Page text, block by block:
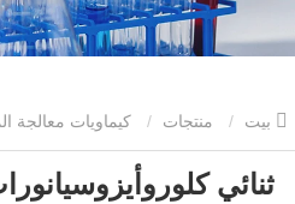
منتجات كيماويات معالجة
الصوديوم
ثنائي